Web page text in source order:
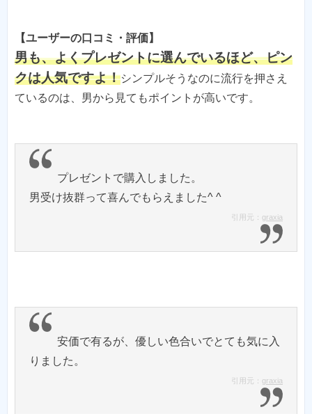
【ユーザーの口コミ・評価】
男も、よくプレゼントに選んでいるほど、ピン
クは人気ですよ！シンプルそうなのに流行を押さえ
ているのは、男から見てもポイントが高いです。
プレゼントで購入しました。
引用元： graxia
安価で有るが、優しい色合いでとても気に入
引用元： graxia